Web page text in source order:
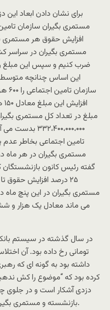
برای نشان دادن ابعاد
افزایش حقوق هر مستمری
این اساس چنانچه
مبلغ در تعداد کل مستمری
مستمری بگیران در هر ماه
گفته رئیس کانون
۲۵ درصد افزایش حقوق
مستمری بگیران در این پنچ ماه
می ماند معادل یک هزار و
در سال گذشته در سیستم
تومانی رخ داده بود. آن
داشته بود به گونه ای که
کرده بود که “موضوع را کش
دزدی آشکار است و در جلوی
بازنشسته و مستمری بگیران چنین مبلغی برداشته می شود.